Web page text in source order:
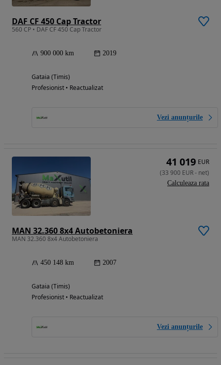
DAF CF 450 Cap Tractor
560 CP • DAF CF 450 Cap Tractor
900 000 km 2019
Gataia (Timis)
Profesionist • Reactualizat
Vezi anunțurile
MAN 32.360 8x4 Autobetoniera
MAN 32.360 8x4 Autobetoniera
450 148 km 2007
Gataia (Timis)
Profesionist • Reactualizat
Vezi anunțurile
41 019 EUR
(33 900 EUR- net)
Calculeaza rata